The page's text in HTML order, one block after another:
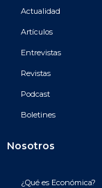
Actualidad
Artículos
Entrevistas
Revistas
Podcast
Boletines
Nosotros
¿Qué es Económica?